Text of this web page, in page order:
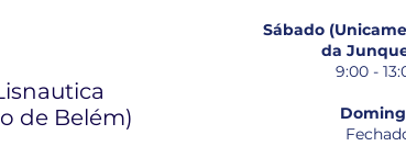
de Belém​)
Sábado
da
9:00 -